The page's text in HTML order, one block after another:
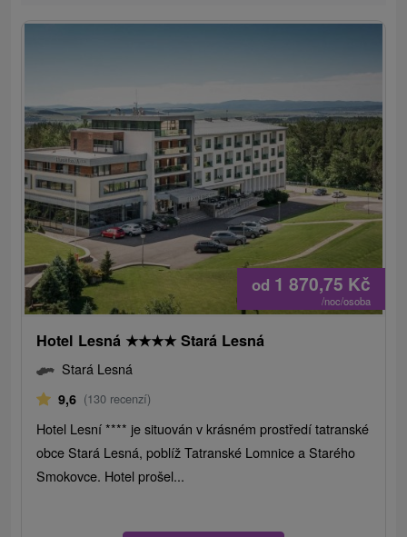
od 1 870,75 Kč
/noc/osoba
Hotel Lesná ★★★★ Stará Lesná
Stará Lesná
9,6 (130 recenzí)
Hotel Lesní **** je situován v krásném prostředí tatranské
obce Stará Lesná, poblíž Tatranské Lomnice a Starého
Smokovce. Hotel prošel...